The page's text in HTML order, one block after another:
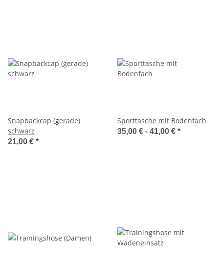
Snapbackcap (gerade)
schwarz
21,00 € *
Sporttasche mit Bodenfach
35,00 € - 41,00 € *